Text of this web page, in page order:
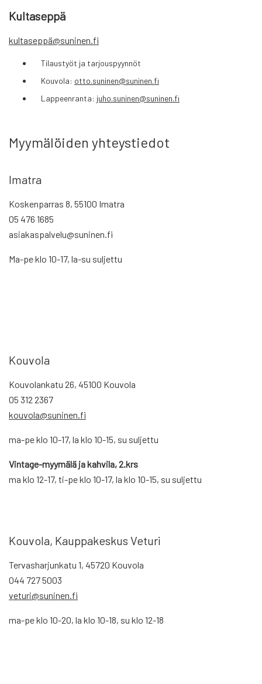
Kultaseppä
kultaseppä@suninen.fi
Tilaustyöt ja tarjouspyynnöt
Kouvola: otto.suninen@suninen.fi
Lappeenranta: juho.suninen@suninen.fi
Myymälöiden yhteystiedot
Imatra
Koskenparras 8, 55100 Imatra
05 476 1685
asiakaspalvelu@suninen.fi
Ma-pe klo 10-17, la-su suljettu
Kouvola
Kouvolankatu 26, 45100 Kouvola
05 312 2367
kouvola@suninen.fi
ma-pe klo 10-17, la klo 10-15, su suljettu
Vintage-myymälä ja kahvila, 2.krs
ma klo 12-17, ti-pe klo 10-17, la klo 10-15, su suljettu
Kouvola, Kauppakeskus Veturi
Tervasharjunkatu 1, 45720 Kouvola
044 727 5003
veturi@suninen.fi
ma-pe klo 10-20, la klo 10-18, su klo 12-18